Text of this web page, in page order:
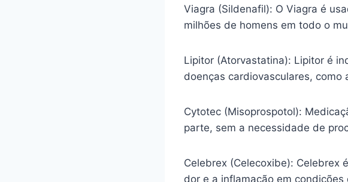
Viagra (Sildenafil): O Viagra é
milhões de homens em todo o
Lipitor (Atorvastatina): Lipitor é
doenças cardiovasculares, como
Cytotec (Misoprospotol):
parte, sem a necessidade de
Celebrex (Celecoxibe): Celebrex
dor e a inflamação em condições